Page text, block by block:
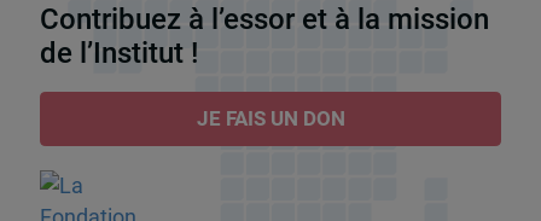
Contribuez à l’essor et à la mission
de l’Institut !
JE FAIS UN DON